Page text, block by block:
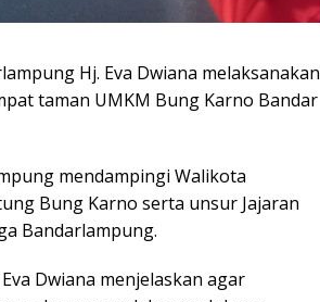
Hj. Eva Dwiana melaksanakan
taman UMKM Bung Karno Bandar
mendampingi Walikota
Bung Karno serta unsur Jajaran
Bandarlampung.
Dwiana menjelaskan agar